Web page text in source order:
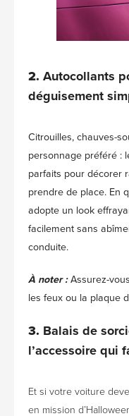
2. Autocollants
déguisement
Citrouilles, chauves-
personnage préféré :
parfaits pour décorer
prendre de place. En
adopte un look
facilement sans
conduite.
À noter : Assurez-
les feux ou la plaque
3. Balais de
l’accessoire qui
Et si votre voiture
en mission